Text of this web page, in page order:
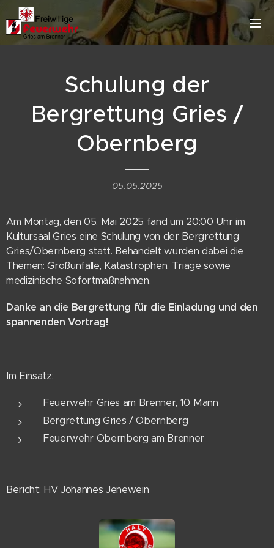
Schulung der
Bergrettung Gries /
Obernberg
05.05.2025
Am Montag, den 05. Mai 2025 fand um 20:00 Uhr im
Kultursaal Gries eine Schulung von der Bergrettung
Gries/Obernberg statt. Behandelt wurden dabei die
Themen: Großunfälle, Katastrophen, Triage sowie
medizinische Sofortmaßnahmen.
Danke an die Bergrettung für die Einladung und den
spannenden Vortrag!
Im Einsatz:
Feuerwehr Gries am Brenner, 10 Mann
Bergrettung Gries / Obernberg
Feuerwehr Obernberg am Brenner
Bericht: HV Johannes Jenewein